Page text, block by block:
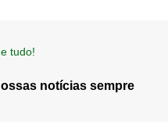
tudo!
notícias sempre